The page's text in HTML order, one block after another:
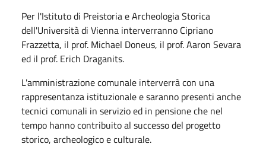
Per l'Istituto di Preistoria e Archeologia Storica
dell'Università di Vienna interverranno Cipriano
Frazzetta, il prof. Michael Doneus, il prof. Aaron Sevara
ed il prof. Erich Draganits.
L'amministrazione comunale interverrà con una
rappresentanza istituzionale e saranno presenti anche
tecnici comunali in servizio ed in pensione che nel
tempo hanno contribuito al successo del progetto
storico, archeologico e culturale.